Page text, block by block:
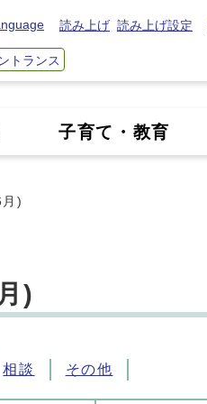
読み上げ 読み上げ設定
トランス
子育て・教育
)
)
相談 その他